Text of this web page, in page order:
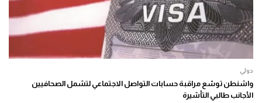
دولي
واشنطن توسّع مراقبة حسابات التواصل الاجتماعي لتشمل الصحافيين
الأجانب طالبي التأشيرة